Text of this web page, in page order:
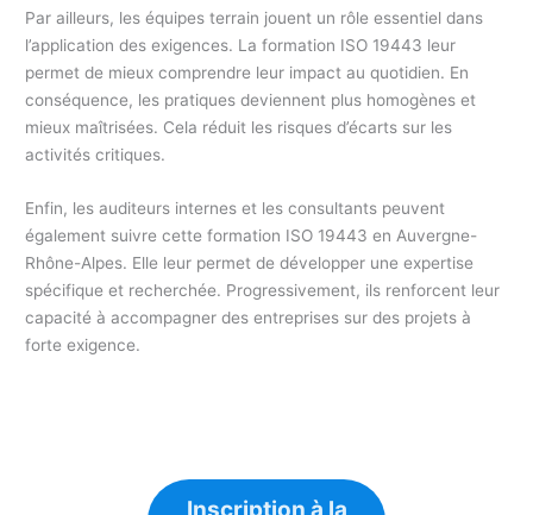
Par ailleurs, les équipes terrain jouent un rôle essentiel dans
l’application des exigences. La formation ISO 19443 leur
permet de mieux comprendre leur impact au quotidien. En
conséquence, les pratiques deviennent plus homogènes et
mieux maîtrisées. Cela réduit les risques d’écarts sur les
activités critiques.
Enfin, les auditeurs internes et les consultants peuvent
également suivre cette formation ISO 19443 en Auvergne-
Rhône-Alpes. Elle leur permet de développer une expertise
spécifique et recherchée. Progressivement, ils renforcent leur
capacité à accompagner des entreprises sur des projets à
forte exigence.